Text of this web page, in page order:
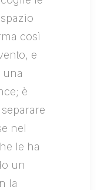
così
e
una
è
nel
le ha
un
la